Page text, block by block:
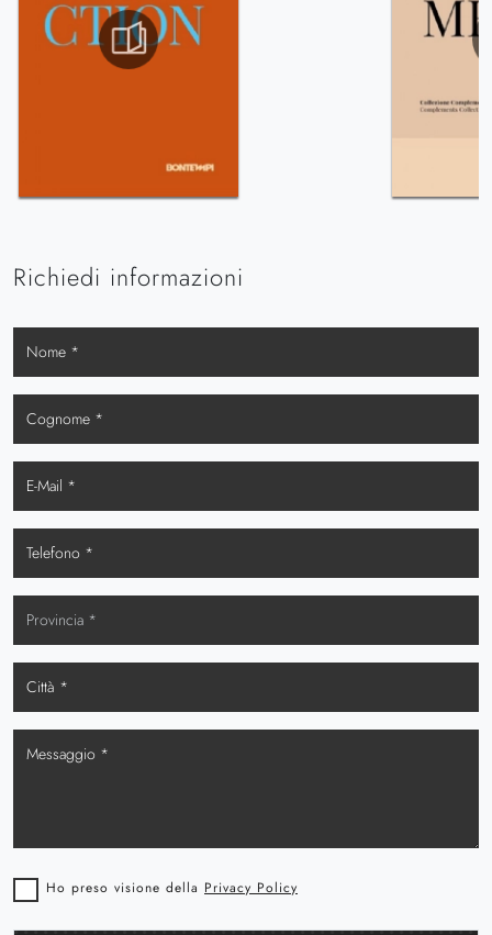
Richiedi informazioni
Ho preso visione della Privacy Policy